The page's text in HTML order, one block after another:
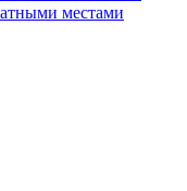
местами